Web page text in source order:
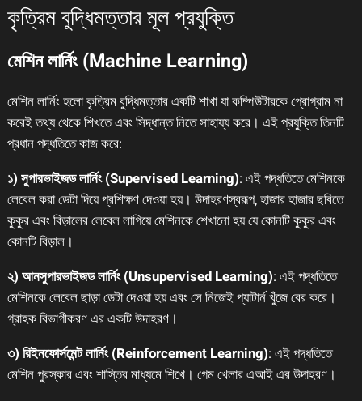
কৃত্রিম বুদ্ধিমত্তার মূল প্রযুক্তি
মেশিন লার্নিং (Machine Learning)
মেশিন লার্নিং হলো কৃত্রিম বুদ্ধিমত্তার একটি শাখা যা কম্পিউটারকে প্রোগ্রাম না
করেই তথ্য থেকে শিখতে এবং সিদ্ধান্ত নিতে সাহায্য করে। এই প্রযুক্তি তিনটি
প্রধান পদ্ধতিতে কাজ করে:
১) সুপারভাইজড লার্নিং (Supervised Learning): এই পদ্ধতিতে মেশিনকে
লেবেল করা ডেটা দিয়ে প্রশিক্ষণ দেওয়া হয়। উদাহরণস্বরূপ, হাজার হাজার ছবিতে
কুকুর এবং বিড়ালের লেবেল লাগিয়ে মেশিনকে শেখানো হয় যে কোনটি কুকুর এবং
কোনটি বিড়াল।
২) আনসুপারভাইজড লার্নিং (Unsupervised Learning): এই পদ্ধতিতে
মেশিনকে লেবেল ছাড়া ডেটা দেওয়া হয় এবং সে নিজেই প্যাটার্ন খুঁজে বের করে।
গ্রাহক বিভাগীকরণ এর একটি উদাহরণ।
৩) রিইনফোর্সমেন্ট লার্নিং (Reinforcement Learning): এই পদ্ধতিতে
মেশিন পুরস্কার এবং শাস্তির মাধ্যমে শিখে। গেম খেলার এআই এর উদাহরণ।